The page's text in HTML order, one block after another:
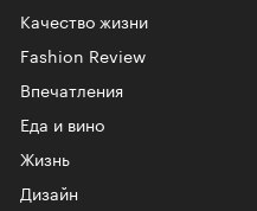
Качество жизни
Fashion Review
Впечатления
Еда и вино
Жизнь
Дизайн